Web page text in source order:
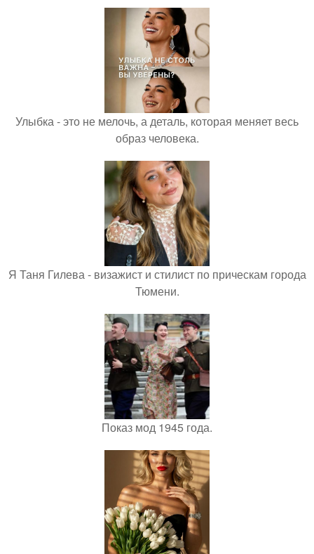
Улыбка - это не мелочь, а деталь, которая меняет весь
образ человека.
Я Таня Гилева - визажист и стилист по прическам города
Тюмени.
Показ мод 1945 года.